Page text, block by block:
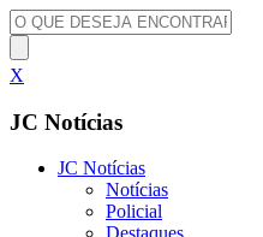
X
JC Notícias
JC Notícias
Notícias
Policial